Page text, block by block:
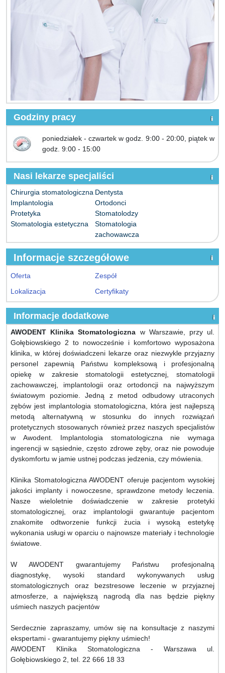
Godziny pracy
poniedziałek - czwartek w godz. 9:00 - 20:00, piątek w
godz. 9:00 - 15:00
Nasi lekarze specjaliści
Chirurgia stomatologiczna Dentysta
Implantologia
Ortodonci
Protetyka
Stomatolodzy
Stomatologia estetyczna
Stomatologia
zachowawcza
Informacje szczegółowe
Oferta
Zespół
Lokalizacja
Certyfikaty
Informacje dodatkowe
AWODENT Klinika Stomatologiczna w Warszawie, przy ul.
Gołębiowskiego 2 to nowocześnie i komfortowo wyposażona
klinika, w której doświadczeni lekarze oraz niezwykle przyjazny
personel zapewnią Państwu kompleksową i profesjonalną
opiekę w zakresie stomatologii estetycznej, stomatologii
zachowawczej, implantologii oraz ortodoncji na najwyższym
światowym poziomie. Jedną z metod odbudowy utraconych
zębów jest implantologia stomatologiczna, która jest najlepszą
metodą alternatywną w stosunku do innych rozwiązań
protetycznych stosowanych również przez naszych specjalistów
w Awodent. Implantologia stomatologiczna nie wymaga
ingerencji w sąsiednie, często zdrowe zęby, oraz nie powoduje
dyskomfortu w jamie ustnej podczas jedzenia, czy mówienia.
Klinika Stomatologiczna AWODENT oferuje pacjentom wysokiej
jakości implanty i nowoczesne, sprawdzone metody leczenia.
Nasze wieloletnie doświadczenie w zakresie protetyki
stomatologicznej, oraz implantologii gwarantuje pacjentom
znakomite odtworzenie funkcji żucia i wysoką estetykę
wykonania usługi w oparciu o najnowsze materiały i technologie
światowe.
W AWODENT gwarantujemy Państwu profesjonalną
diagnostykę, wysoki standard wykonywanych usług
stomatologicznych oraz bezstresowe leczenie w przyjaznej
atmosferze, a największą nagrodą dla nas będzie piękny
uśmiech naszych pacjentów
Serdecznie zapraszamy, umów się na konsultacje z naszymi
ekspertami - gwarantujemy piękny uśmiech!
AWODENT Klinika Stomatologiczna - Warszawa ul.
Gołębiowskiego 2, tel. 22 666 18 33